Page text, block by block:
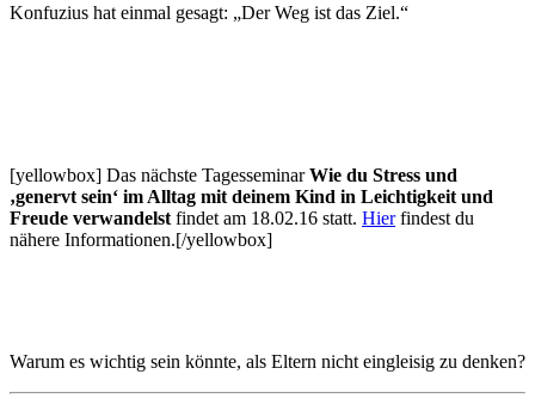
Konfuzius hat einmal gesagt: „Der Weg ist das Ziel.“
[yellowbox] Das nächste TagesseminarWie du Stress und
‚genervt sein‘ im Alltag mit deinem Kind in Leichtigkeit und
Freude verwandelst findet am 18.02.16 statt. Hierfindest du
nähere Informationen.[/yellowbox]
Warum es wichtig sein könnte, als Eltern nicht eingleisig zu denken?